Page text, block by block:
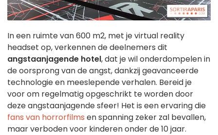
In een ruimte van 600 m2, met je virtual reality
headset op, verkennen de deelnemers dit
angstaanjagende hotel, dat je wil onderdompelen in
de oorsprong van de angst, dankzij geavanceerde
technologie en meeslepende verhalen. Bereid je
voor om regelmatig opgeschrikt te worden door
deze angstaanjagende sfeer! Het is een ervaring die
fans van horrorfilms en spanning zeker zal bevallen,
maar verboden voor kinderen onder de 10 jaar.